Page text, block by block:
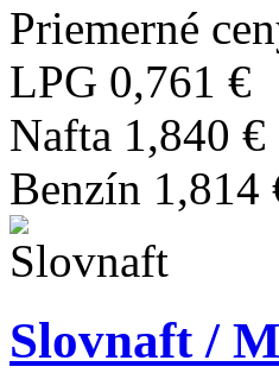
Priemerné
LPG 0,761 €
Nafta 1,840 €
Benzín 1,814
Slovnaft /